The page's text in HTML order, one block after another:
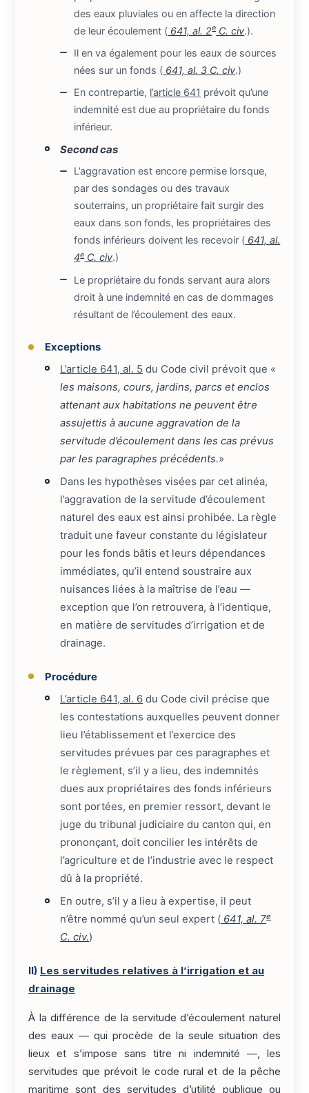
des eaux pluviales ou en affecte la direction
de leur écoulement ( 641, al. 2eC. civ.).
Il en va également pour les eaux de sources
nées sur un fonds ( 641, al. 3 C. civ.)
En contrepartie, l’article 641 prévoit qu’une
indemnité est due au propriétaire du fonds
inférieur.
Second cas
L’aggravation est encore permise lorsque,
par des sondages ou des travaux
souterrains, un propriétaire fait surgir des
eaux dans son fonds, les propriétaires des
fonds inférieurs doivent les recevoir ( 641, al.
4eC. civ.)
Le propriétaire du fonds servant aura alors
droit à une indemnité en cas de dommages
résultant de l’écoulement des eaux.
Exceptions
L’article 641, al. 5 du Code civil prévoit que «
les maisons, cours, jardins, parcs et enclos
attenant aux habitations ne peuvent être
assujettis à aucune aggravation de la
servitude d’écoulement dans les cas prévus
par les paragraphes précédents.»
Dans les hypothèses visées par cet alinéa,
l’aggravation de la servitude d’écoulement
naturel des eaux est ainsi prohibée. La règle
traduit une faveur constante du législateur
pour les fonds bâtis et leurs dépendances
immédiates, qu’il entend soustraire aux
nuisances liées à la maîtrise de l’eau —
exception que l’on retrouvera, à l’identique,
en matière de servitudes d’irrigation et de
drainage.
Procédure
L’article 641, al. 6 du Code civil précise que
les contestations auxquelles peuvent donner
lieu l’établissement et l’exercice des
servitudes prévues par ces paragraphes et
le règlement, s’il y a lieu, des indemnités
dues aux propriétaires des fonds inférieurs
sont portées, en premier ressort, devant le
juge du tribunal judiciaire du canton qui, en
prononçant, doit concilier les intérêts de
l’agriculture et de l’industrie avec le respect
dû à la propriété.
En outre, s’il y a lieu à expertise, il peut
n’être nommé qu’un seul expert ( 641, al. 7e
C. civ.)
II) Les servitudes relatives à l’irrigation et au
drainage
À la différence de la servitude d’écoulement naturel
des eaux — qui procède de la seule situation des
lieux et s’impose sans titre ni indemnité —, les
servitudes que prévoit le code rural et de la pêche
maritime sont des servitudes d’utilité publique ou